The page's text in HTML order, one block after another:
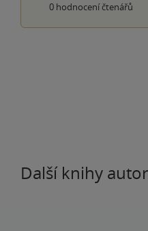
0 hodnocení čtenářů
Další knihy